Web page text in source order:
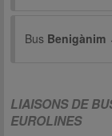
Bus Benigànim
LIAISONS DE
EUROLINES